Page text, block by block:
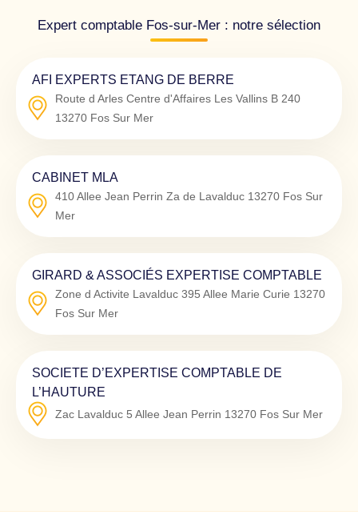
Expert comptable Fos-sur-Mer : notre sélection
AFI EXPERTS ETANG DE BERRE
Route d Arles Centre d'Affaires Les Vallins B 240
13270 Fos Sur Mer
CABINET MLA
410 Allee Jean Perrin Za de Lavalduc 13270 Fos Sur
Mer
GIRARD & ASSOCIÉS EXPERTISE COMPTABLE
Zone d Activite Lavalduc 395 Allee Marie Curie 13270
Fos Sur Mer
SOCIETE D’EXPERTISE COMPTABLE DE
L’HAUTURE
Zac Lavalduc 5 Allee Jean Perrin 13270 Fos Sur Mer